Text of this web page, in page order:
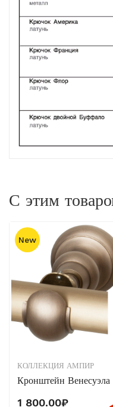
С этим
New
КОЛЛЕКЦИЯ АМПИР
Кронштейн Венесуэла
1 800.00₽